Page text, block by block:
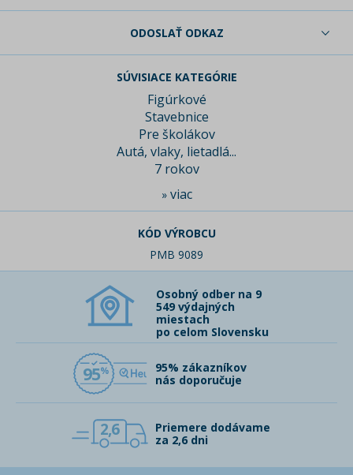
ODOSLAŤ ODKAZ
SÚVISIACE KATEGÓRIE
Figúrkové
Stavebnice
Pre školákov
Autá, vlaky, lietadlá...
7 rokov
» viac
KÓD VÝROBCU
PMB 9089
Osobný odber na 9
549 výdajných
miestach
po celom Slovensku
95
95% zákazníkov
nás doporučuje
2,6
Priemere dodávame
za 2,6 dni